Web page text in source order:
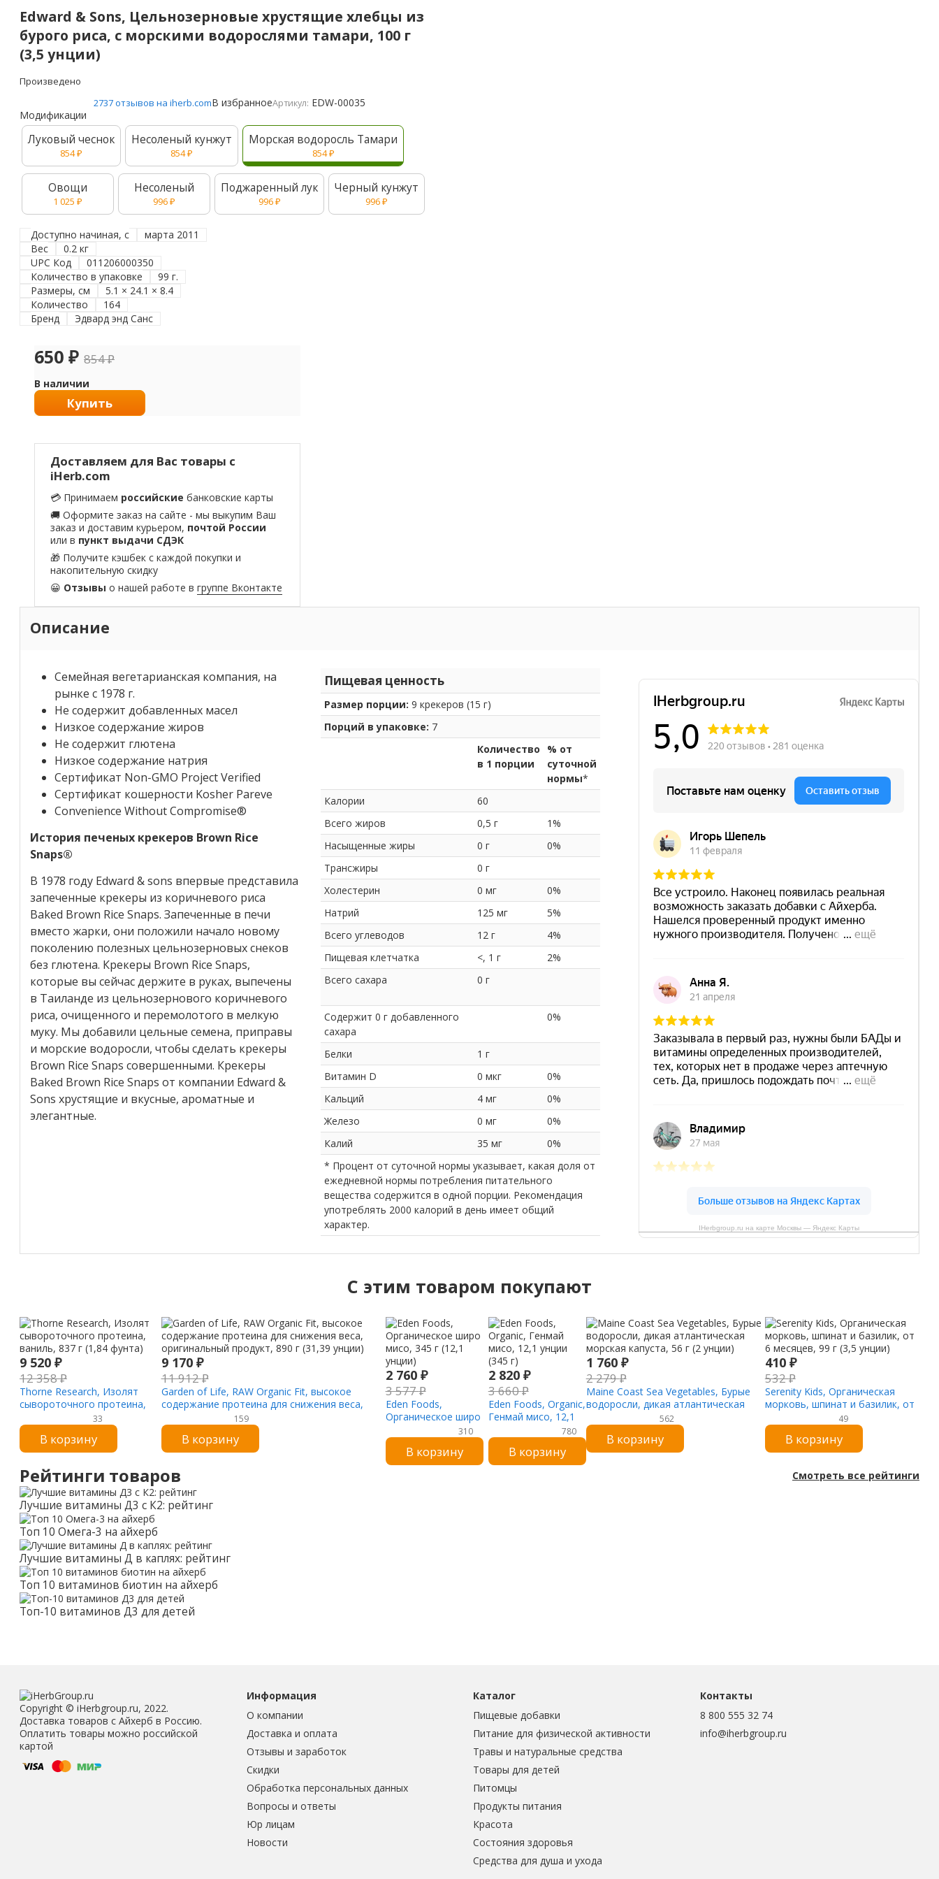
Edward & Sons, Цельнозерновые хрустящие хлебцы из
бурого риса, с морскими водорослями тамари, 100 г
(3,5 унции)
Произведено
2737 отзывов на iherb.comВ избранноеАртикул: EDW-00035
Модификации
Луковый чеснок
854₽
Несоленый кунжут
854₽
Морская водоросль Тамари
854₽
Овощи
1 025 ₽
Несоленый
996₽
Поджаренный лук
996₽
Черный кунжут
996₽
Доступно начиная, с
марта 2011
Вес
0.2 кг
UPC Код
011206000350
Количество в упаковке
99 г.
Размеры, см
5.1 × 24.1 × 8.4
Количество
164
Бренд
Эдвард энд Санс
650 ₽ 854₽
В наличии
Купить
Доставляем для Вас товары с
iHerb.com
💳 Принимаем российские банковские карты
🚚 Оформите заказ на сайте - мы выкупим Ваш
заказ и доставим курьером, почтой России
или в пункт выдачи СДЭК
🎁 Получите кэшбек с каждой покупки и
накопительную скидку
😀 Отзывы о нашей работе вгруппе Вконтакте
Описание
Пищевая ценность
Размер порции: 9 крекеров (15 г)
Порций в упаковке: 7
Количество
в 1 порции
% от
суточной
нормы*
Калории
60
Всего жиров
0,5 г
1%
Насыщенные жиры
0 г
0%
Трансжиры
0 г
Холестерин
0 мг
0%
Натрий
125 мг
5%
Всего углеводов
12 г
4%
Пищевая клетчатка
<, 1 г
2%
Всего сахара
0 г
Содержит 0 г добавленного
сахара
0%
Белки
1 г
Витамин D
0 мкг
0%
Кальций
4 мг
0%
Железо
0 мг
0%
Калий
35 мг
0%
* Процент от суточной нормы указывает, какая доля от
ежедневной нормы потребления питательного
вещества содержится в одной порции. Рекомендация
употреблять 2000 калорий в день имеет общий
характер.
Семейная вегетарианская компания, на
рынке с 1978 г.
Не содержит добавленных масел
Низкое содержание жиров
Не содержит глютена
Низкое содержание натрия
Сертификат Non-GMO Project Verified
Сертификат кошерности Kosher Pareve
Convenience Without Compromise®
История печеных крекеров Brown Rice
Snaps®
В 1978 году Edward & sons впервые представила
запеченные крекеры из коричневого риса
Baked Brown Rice Snaps. Запеченные в печи
вместо жарки, они положили начало новому
поколению полезных цельнозерновых снеков
без глютена. Крекеры Brown Rice Snaps,
которые вы сейчас держите в руках, выпечены
в Таиланде из цельнозернового коричневого
риса, очищенного и перемолотого в мелкую
муку. Мы добавили цельные семена, приправы
и морские водоросли, чтобы сделать крекеры
Brown Rice Snaps совершенными. Крекеры
Baked Brown Rice Snaps от компании Edward &
Sons хрустящие и вкусные, ароматные и
элегантные.
IHerbgroup.ru на карте Москвы — Яндекс Карты
C этим товаром покупают
9 520 ₽
12 358₽
Thorne Research, Изолят
сывороточного протеина,
ваниль, 837 г (1,84 фунта)
33
В корзину
9 170 ₽
11 912₽
Garden of Life, RAW Organic Fit, высокое
содержание протеина для снижения веса,
оригинальный продукт, 890 г (31,39 унции)
159
В корзину
2 760 ₽
3 577₽
Eden Foods,
Органическое широ
мисо, 345 г (12,1
унции)
310
В корзину
2 820 ₽
3 660₽
Eden Foods, Organic,
Генмай мисо, 12,1
780
В корзину
1 760 ₽
2 279₽
Maine Coast Sea Vegetables, Бурые
водоросли, дикая атлантическая
морская капуста, 56 г (2 унции)
562
В корзину
410 ₽
532₽
Serenity Kids, Органическая
морковь, шпинат и базилик, от
6 месяцев, 99 г (3,5 унции)
49
В корзину
Рейтинги товаров Смотреть все рейтинги
Лучшие витамины Д3 с К2: рейтинг
Топ 10 Омега-3 на айхерб
Лучшие витамины Д в каплях: рейтинг
Топ 10 витаминов биотин на айхерб
Топ-10 витаминов Д3 для детей
Copyright © iHerbgroup.ru, 2022.
Доставка товаров с Айхерб в Россию.
Оплатить товары можно российской
картой
Информация
О компании
Доставка и оплата
Отзывы и заработок
Скидки
Обработка персональных данных
Вопросы и ответы
Юр лицам
Новости
Каталог
Пищевые добавки
Питание для физической активности
Травы и натуральные средства
Товары для детей
Питомцы
Продукты питания
Красота
Состояния здоровья
Средства для душа и ухода
Контакты
8 800 555 32 74
info@iherbgroup.ru